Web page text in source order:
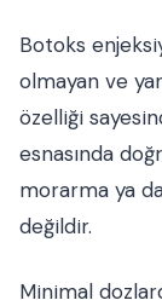
Botoks
olmayan ve
özelliği
esnasında
morarma ya
değildir.
Minimal